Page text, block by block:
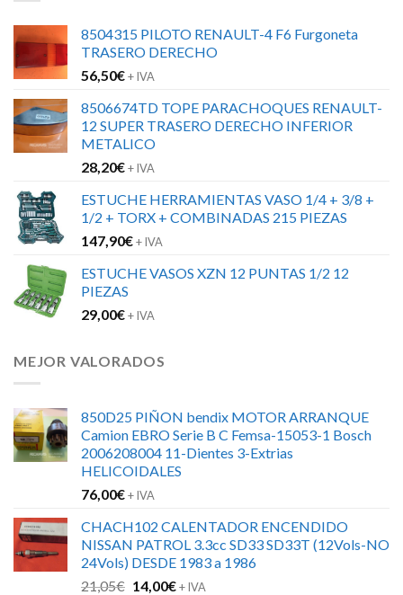
8504315 PILOTO RENAULT-4 F6 Furgoneta
TRASERO DERECHO
56,50€+ IVA
8506674TD TOPE PARACHOQUES RENAULT-
12 SUPER TRASERO DERECHO INFERIOR
METALICO
28,20€+ IVA
ESTUCHE HERRAMIENTAS VASO 1/4 + 3/8 +
1/2 + TORX + COMBINADAS 215 PIEZAS
147,90€+ IVA
ESTUCHE VASOS XZN 12 PUNTAS 1/2 12
PIEZAS
29,00€+ IVA
MEJOR VALORADOS
850D25 PIÑON bendix MOTOR ARRANQUE
Camion EBRO Serie B C Femsa-15053-1 Bosch
2006208004 11-Dientes 3-Extrias
HELICOIDALES
76,00€+ IVA
CHACH102 CALENTADOR ENCENDIDO
NISSAN PATROL 3.3cc SD33 SD33T (12Vols-NO
24Vols) DESDE 1983 a 1986
21,05€ El
14,00€El+ IVA